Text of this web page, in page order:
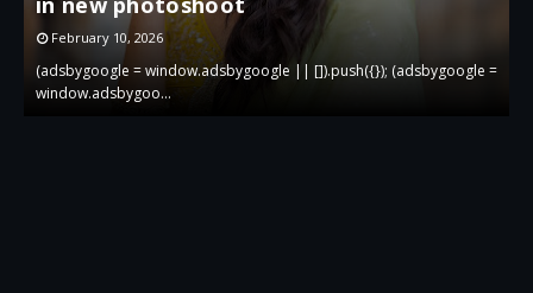
February 10, 2026
(adsbygoogle = window.adsbygoogle || []).push({}); (adsbygoogle =
window.adsbygoo…